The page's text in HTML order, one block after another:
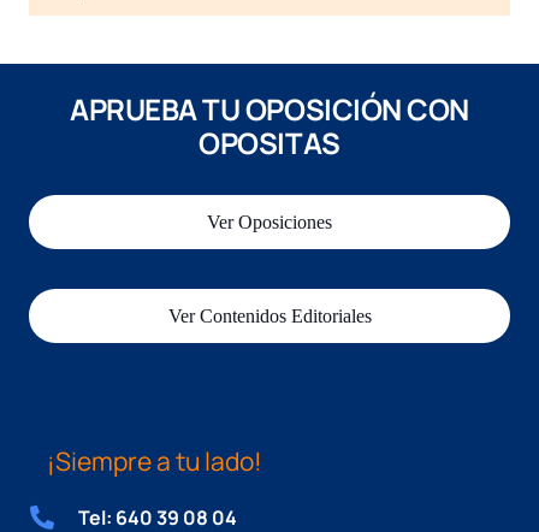
APRUEBA TU OPOSICIÓN CON
OPOSITAS
Ver Oposiciones
Ver Contenidos Editoriales
¡Siempre a tu lado!
Tel: 640 39 08 04